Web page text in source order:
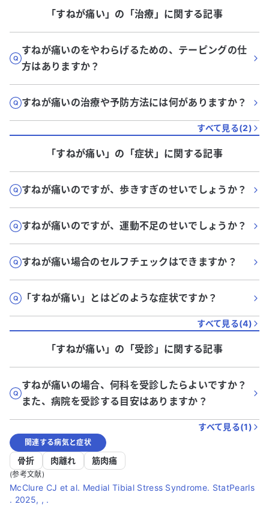
「すねが痛い」 の「治療 」に関する記事
すねが痛いのをやわらげるための、テーピングの仕
方はありますか？
すねが痛いの治療や予防方法には何がありますか？
すべて見る(2)
「すねが痛い」 の「症状 」に関する記事
すねが痛いのですが、歩きすぎのせいでしょうか？
すねが痛いのですが、運動不足のせいでしょうか？
すねが痛い場合のセルフチェックはできますか？
「すねが痛い」とはどのような症状ですか？
すべて見る(4)
「すねが痛い」 の「受診 」に関する記事
すねが痛いの場合、何科を受診したらよいですか？
また、病院を受診する目安はありますか？
すべて見る(1)
関連する病気と症状
骨折 肉離れ 筋肉痛
(参考文献)
McClure CJ et al. Medial Tibial Stress Syndrome. StatPearls
. 2025, , .